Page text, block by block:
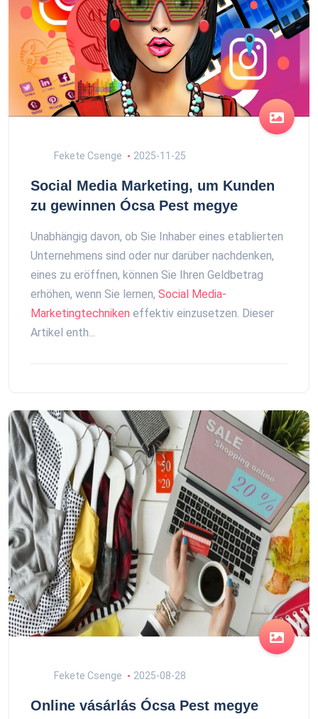
Fekete Csenge 2025-11-25
Social Media Marketing, um Kunden
zu gewinnen Ócsa Pest megye
Unabhängig davon, ob Sie Inhaber eines etablierten
Unternehmens sind oder nur darüber nachdenken,
eines zu eröffnen, können Sie Ihren Geldbetrag
erhöhen, wenn Sie lernen, Social Media-
Marketingtechniken effektiv einzusetzen. Dieser
Artikel enth...
Fekete Csenge 2025-08-28
Online vásárlás Ócsa Pest megye